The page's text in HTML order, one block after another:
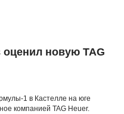
новую TAG
1 в Кастелле на юге
компанией TAG Heuer.